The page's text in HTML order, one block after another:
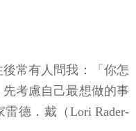
常有人問我：「你怎
考慮自己最想做的事
德．戴（Lori Rader-